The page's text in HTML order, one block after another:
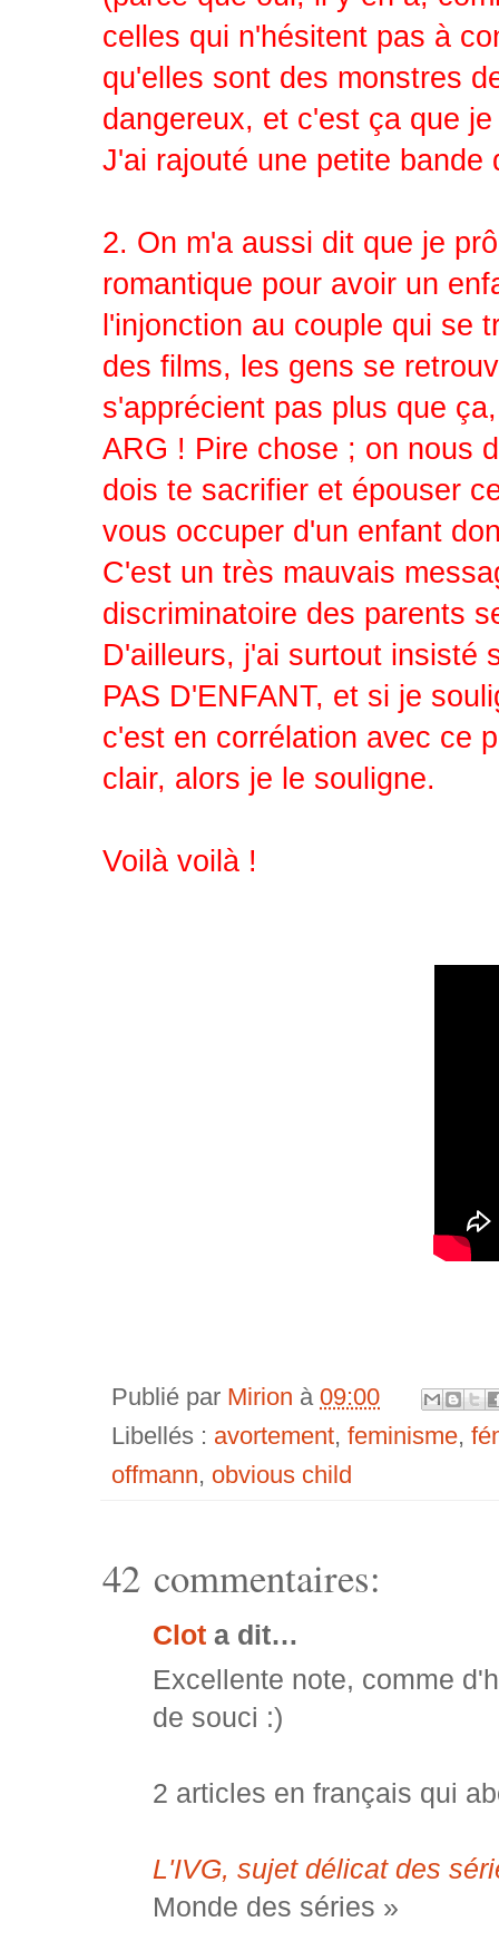
celles qui n'hésitent pas à
qu'elles sont des monstres
dangereux, et c'est ça que
J'ai rajouté une petite
2. On m'a aussi dit que je
romantique pour avoir un
l'injonction au couple qui se
des films, les gens se
s'apprécient pas plus que
ARG ! Pire chose ; on nous
dois te sacrifier et épouser
vous occuper d'un enfant
C'est un très mauvais
discriminatoire des parents
D'ailleurs, j'ai surtout insisté
PAS D'ENFANT, et si je
c'est en corrélation avec ce
clair, alors je le souligne.
Voilà voilà !
Publié par Mirion à 09:00
Libellés : avortement, feminisme,
offmann, obvious child
42 commentaires:
Clot a dit…
Excellente note, comme
de souci :)
2 articles en français qui
L'IVG, sujet délicat des
Monde des séries »